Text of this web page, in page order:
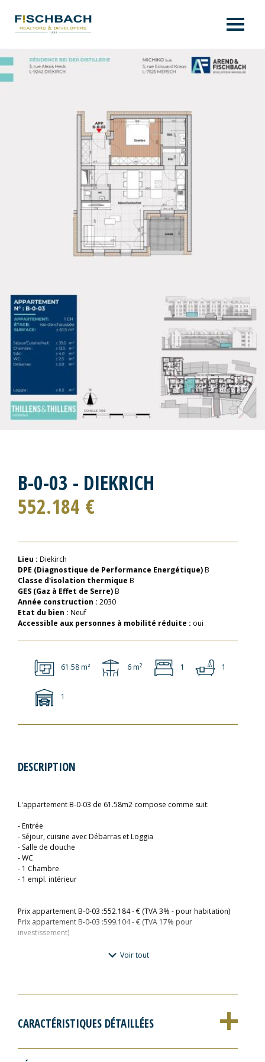
B-0-03 - DIEKRICH
552.184 €
Lieu : Diekirch
DPE (Diagnostique de Performance Energétique)B
Classe d'isolation thermique B
GES (Gaz à Effet de Serre)B
Année construction : 2030
Etat du bien : Neuf
Accessible aux personnes à mobilité réduite : oui
61.58 m² 6 m2 1 1
1
DESCRIPTION
L'appartement B-0-03 de 61.58m2 compose comme suit:
- Entrée
- Séjour, cuisine avec Débarras et Loggia
- Salle de douche
- WC
- 1 Chambre
- 1 empl. intérieur
Prix appartement B-0-03 :552.184 - € (TVA 3% - pour habitation)
Prix appartement B-0-03 :599.104 - € (TVA 17% pour
investissement)
Pour plus d'informations veuillez contacter : Fischbach Realtors
Alexis Heck, dans un quartier central prisé de Diekirch, entre un
environnement résidentiel calme et les animations du centre-ville.
Les commerces, services, banques, pharmacies ainsi que de
Voir tout
CARACTÉRISTIQUES DÉTAILLÉES